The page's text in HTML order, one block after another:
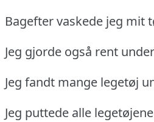
Bagefter vaskede jeg mit
Jeg gjorde også rent
Jeg fandt mange legetøj
Jeg puttede alle